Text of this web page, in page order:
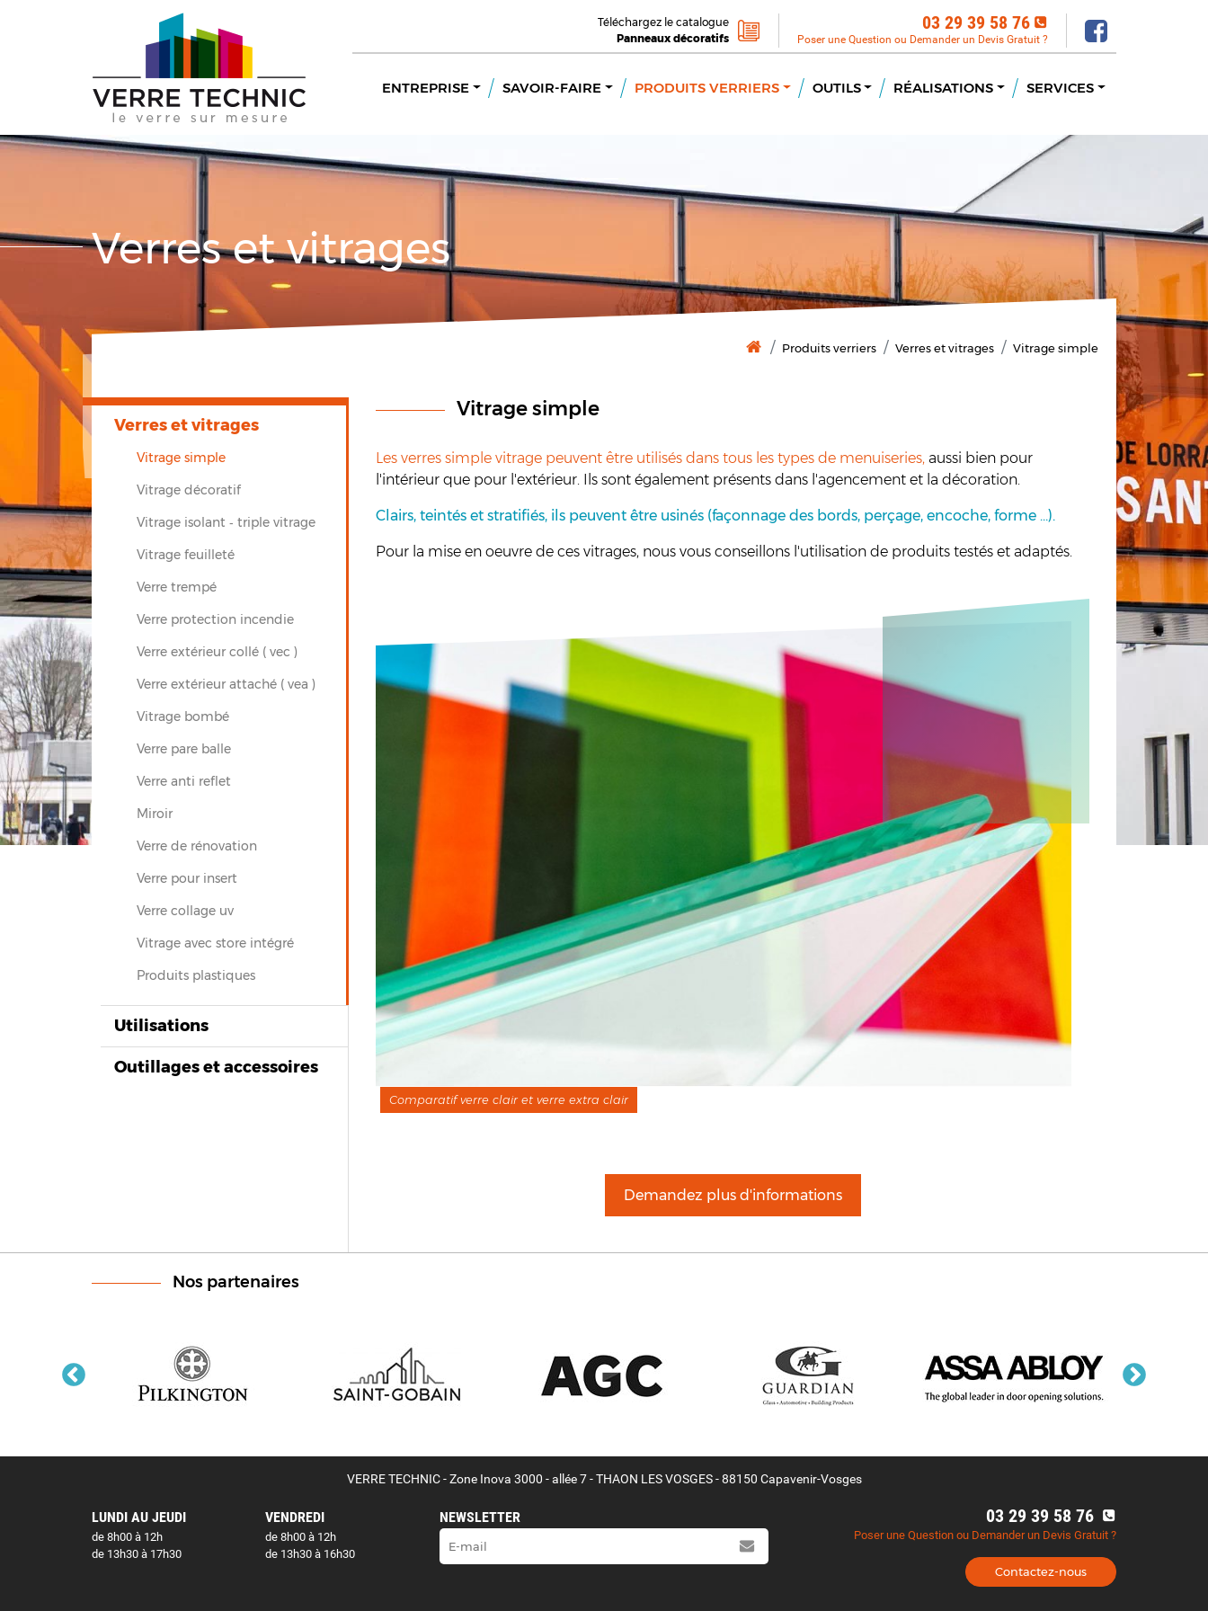
Téléchargez le catalogue
Panneaux décoratifs
03 29 39 58 76
Poser une Question ou Demander un Devis Gratuit ?
ENTREPRISE SAVOIR-FAIRE PRODUITS VERRIERS OUTILS RÉALISATIONS SERVICES
Verres et vitrages
Produits verriers Verres et vitrages Vitrage simple
Vitrage simple
Les verres simple vitrage peuvent être utilisés dans tous les types de menuiseries, aussi bien pour
l'intérieur que pour l'extérieur. Ils sont également présents dans l'agencement et la décoration.
Clairs, teintés et stratifiés, ils peuvent être usinés (façonnage des bords, perçage, encoche, forme …).
Pour la mise en oeuvre de ces vitrages, nous vous conseillons l'utilisation de produits testés et adaptés.
Comparatif verre clair et verre extra clair
Demandez plus d'informations
Verres et vitrages
Vitrage simple
Vitrage décoratif
Vitrage isolant ‐ triple vitrage
Vitrage feuilleté
Verre trempé
Verre protection incendie
Verre extérieur collé ( vec )
Verre extérieur attaché ( vea )
Vitrage bombé
Verre pare balle
Verre anti reflet
Miroir
Verre de rénovation
Verre pour insert
Verre collage uv
Vitrage avec store intégré
Produits plastiques
Utilisations
Outillages et accessoires
Nos partenaires
VERRE TECHNIC - Zone Inova 3000 - allée 7 - THAON LES VOSGES - 88150 Capavenir-Vosges
LUNDI AU JEUDI
de 8h00 à 12h
de 13h30 à 17h30
VENDREDI
de 8h00 à 12h
de 13h30 à 16h30
NEWSLETTER 03 29 39 58 76
Poser une Question ou Demander un Devis Gratuit ?
Contactez-nous